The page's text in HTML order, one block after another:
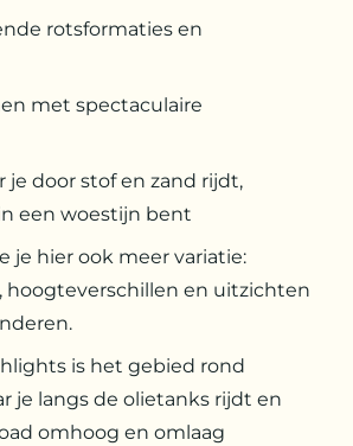
rotsformaties en
met spectaculaire
je door stof en zand rijdt,
een woestijn bent
je hier ook meer variatie:
hoogteverschillen en uitzichten
is het gebied rond
je langs de olietanks rijdt en
omhoog en omlaag